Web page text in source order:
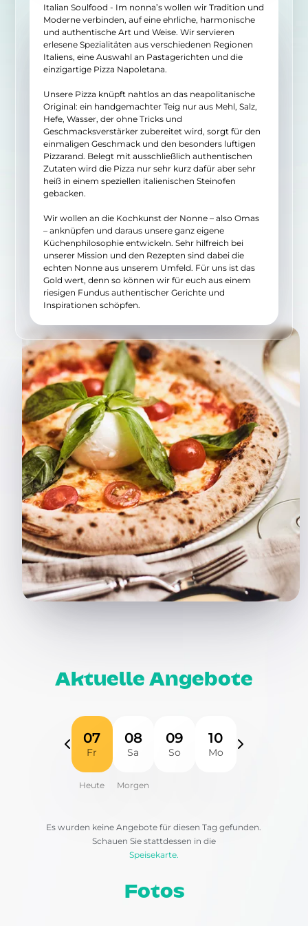
Italian Soulfood - Im nonna’s wollen wir Tradition und
Moderne verbinden, auf eine ehrliche, harmonische
und authentische Art und Weise. Wir servieren
erlesene Spezialitäten aus verschiedenen Regionen
Italiens, eine Auswahl an Pastagerichten und die
einzigartige Pizza Napoletana.
Unsere Pizza knüpft nahtlos an das neapolitanische
Original: ein handgemachter Teig nur aus Mehl, Salz,
Hefe, Wasser, der ohne Tricks und
Geschmacksverstärker zubereitet wird, sorgt für den
einmaligen Geschmack und den besonders luftigen
Pizzarand. Belegt mit ausschließlich authentischen
Zutaten wird die Pizza nur sehr kurz dafür aber sehr
heiß in einem speziellen italienischen Steinofen
gebacken.
Wir wollen an die Kochkunst der Nonne – also Omas
– anknüpfen und daraus unsere ganz eigene
Küchenphilosophie entwickeln. Sehr hilfreich bei
unserer Mission und den Rezepten sind dabei die
echten Nonne aus unserem Umfeld. Für uns ist das
Gold wert, denn so können wir für euch aus einem
riesigen Fundus authentischer Gerichte und
Inspirationen schöpfen.
Aktuelle Angebote
07
Fr
08
Sa
09
So
10
Mo
Es wurden keine Angebote für diesen Tag gefunden.
Schauen Sie stattdessen in die
Speisekarte.
Fotos